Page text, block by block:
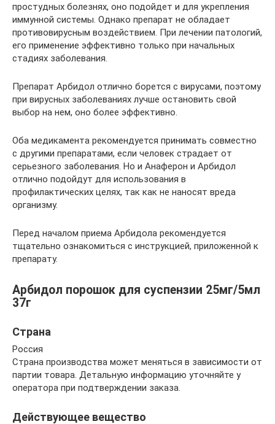
простудных болезнях, оно подойдет и для укрепления
иммунной системы. Однако препарат не обладает
противовирусным воздействием. При лечении патологий,
его применение эффективно только при начальных
стадиях заболевания.
Препарат Арбидол отлично борется с вирусами, поэтому
при вирусных заболеваниях лучше остановить свой
выбор на нем, оно более эффективно.
Оба медикамента рекомендуется принимать совместно
с другими препаратами, если человек страдает от
серьезного заболевания. Но и Анаферон и Арбидол
отлично подойдут для использования в
профилактических целях, так как не наносят вреда
организму.
Перед началом приема Арбидола рекомендуется
тщательно ознакомиться с инструкцией, приложенной к
препарату.
Арбидол порошок для суспензии 25мг/5мл
37г
Страна
Россия
Страна производства может меняться в зависимости от
партии товара. Детальную информацию уточняйте у
оператора при подтверждении заказа.
Действующее вещество